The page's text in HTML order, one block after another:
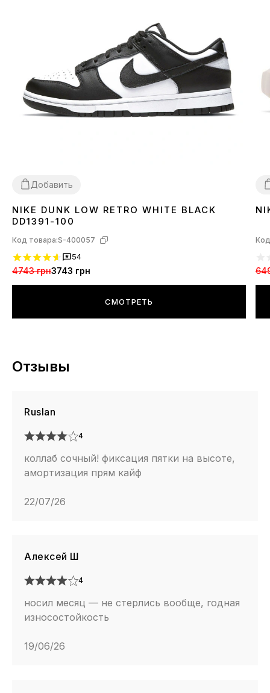
Добавить
3637 383940 4142 43 4445
NIKE DUNK LOW RETRO WHITE BLACK
DD1391-100
Код товара:S-400057
54
4743 грн3743 грн
СМОТРЕТЬ
Отзывы
Ruslan
4
коллаб сочный! фиксация пятки на высоте,
амортизация прям кайф
22/07/26
Алексей Ш
4
носил месяц — не стерлись вообще, годная
износостойкость
19/06/26